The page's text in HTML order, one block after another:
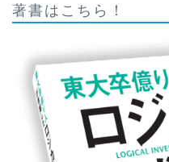
著書はこちら！